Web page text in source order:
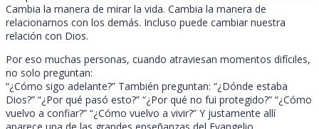
Cambia la manera de mirar la vida. Cambia la manera de
relacionarnos con los demás. Incluso puede cambiar nuestra
relación con Dios.
Por eso muchas personas, cuando atraviesan momentos difíciles,
no solo preguntan:
“¿Cómo sigo adelante?” También preguntan: “¿Dónde estaba
Dios?” “¿Por qué pasó esto?” “¿Por qué no fui protegido?” “¿Cómo
vuelvo a confiar?” “¿Cómo vuelvo a vivir?” Y justamente allí